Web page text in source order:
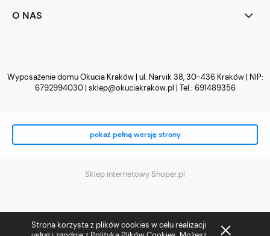
Strona korzysta z plików cookies w celu realizacji
O NAS
Wyposażenie domu Okucia Kraków | ul. Narvik 38, 30-436 Kraków | NIP:
6792994030 | sklep@okuciakrakow.pl | Tel.: 691489356
pokaż pełną wersję strony
Sklep internetowy Shoper.pl